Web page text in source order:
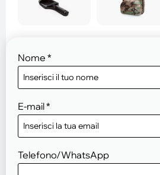
Nome *
E-mail*
Telefono/WhatsApp